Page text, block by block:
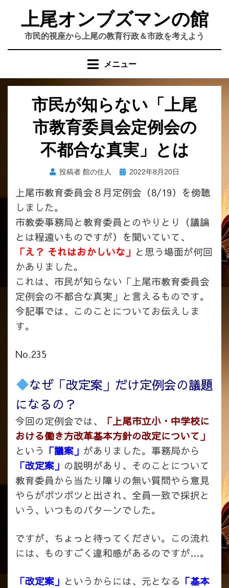
上尾オンブズマンの館
市民的視座から上尾の教育行政＆市政を考えよう
メニュー
市民が知らない「上尾
市教育委員会定例会の
不都合な真実」とは
投稿者 館の住人
投
日:
2022年8月20日
上尾市教育委員会８月定例会（8/19）を傍聴
しました。
市教委事務局と教育委員とのやりとり（議論
とは程遠いものですが）を聞いていて、
「え？ それはおかしいな」 と思う場面が何回
かありました。
これは、市民が知らない「上尾市教育委員会
定例会の不都合な真実」と言えるものです。
今記事では、このことについてお伝えしま
す。
No.235
なぜ「改定案」だけ定例会の議題
になるの？
今回の定例会では、
「上尾市立小・中学校に
おける働き方改革基本方針の改定について」
という 「議案」 がありました。事務局から
「改定案」 の説明があり、そのことについて
教育委員から当たり障りの無い質問やら意見
やらがポツポツと出され、全員一致で採択と
いう、いつものパターンでした。
ですが、ちょっと待ってください。この流れ
には、ものすごく違和感があるのですが…。
「改定案」 というからには、元となる 「基本